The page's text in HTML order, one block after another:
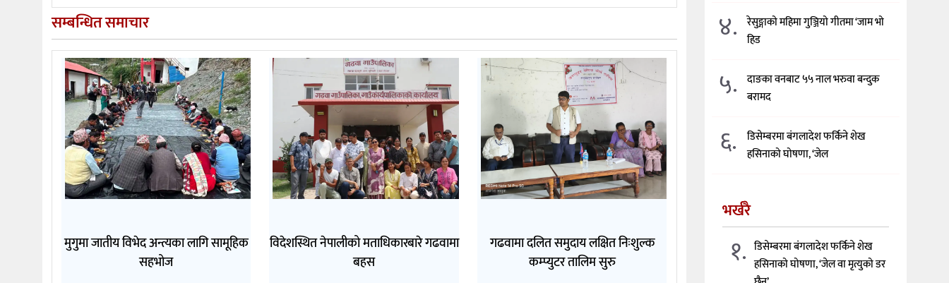
सम्बन्धित समाचार
मुगुमा जातीय विभेद अन्त्यका लागि सामूहिक
सहभोज
विदेशस्थित नेपालीको मताधिकारबारे गढवामा
बहस
गढवामा दलित समुदाय लक्षित निःशुल्क
कम्प्युटर तालिम सुरु
४.
रेसुङ्गाको महिमा गुञ्जियो गीतमा ‘जाम भो
हिड
५.
दाङका वनबाट ५५ नाल भरुवा बन्दुक
बरामद
६.
डिसेम्बरमा बंगलादेश फर्किने शेख
हसिनाको घोषणा, ‘जेल
भर्खरै
१. डिसेम्बरमा बंगलादेश फर्किने शेख
हसिनाको घोषणा, ‘जेल वा मृत्युको डर